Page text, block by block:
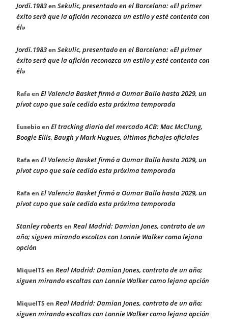
Jordi.1983en Sekulic, presentado en el Barcelona: «El primer
éxito será que la afición reconozca un estilo y esté contenta con
él»
Jordi.1983en Sekulic, presentado en el Barcelona: «El primer
éxito será que la afición reconozca un estilo y esté contenta con
él»
Rafaen El Valencia Basket firmó a Oumar Ballo hasta 2029, un
pívot cupo que sale cedido esta próxima temporada
Eusebioen El tracking diario del mercado ACB: Mac McClung,
Boogie Ellis, Baugh y Mark Hugues, últimos fichajes oficiales
Rafaen El Valencia Basket firmó a Oumar Ballo hasta 2029, un
pívot cupo que sale cedido esta próxima temporada
Rafaen El Valencia Basket firmó a Oumar Ballo hasta 2029, un
pívot cupo que sale cedido esta próxima temporada
Stanley robertsen Real Madrid: Damian Jones, contrato de un
año; siguen mirando escoltas con Lonnie Walker como lejana
opción
MiquelTS en Real Madrid: Damian Jones, contrato de un año;
siguen mirando escoltas con Lonnie Walker como lejana opción
MiquelTS en Real Madrid: Damian Jones, contrato de un año;
siguen mirando escoltas con Lonnie Walker como lejana opción